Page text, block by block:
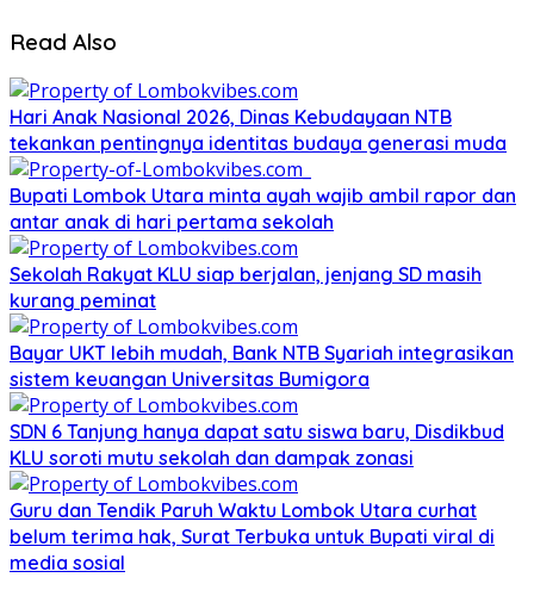
Read Also
Hari Anak Nasional 2026, Dinas Kebudayaan NTB
tekankan pentingnya identitas budaya generasi muda
Bupati Lombok Utara minta ayah wajib ambil rapor dan
antar anak di hari pertama sekolah
Sekolah Rakyat KLU siap berjalan, jenjang SD masih
kurang peminat
Bayar UKT lebih mudah, Bank NTB Syariah integrasikan
sistem keuangan Universitas Bumigora
SDN 6 Tanjung hanya dapat satu siswa baru, Disdikbud
KLU soroti mutu sekolah dan dampak zonasi
Guru dan Tendik Paruh Waktu Lombok Utara curhat
belum terima hak, Surat Terbuka untuk Bupati viral di
media sosial